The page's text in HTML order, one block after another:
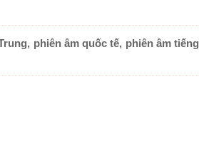
phiên âm quốc tế, phiên âm tiếng